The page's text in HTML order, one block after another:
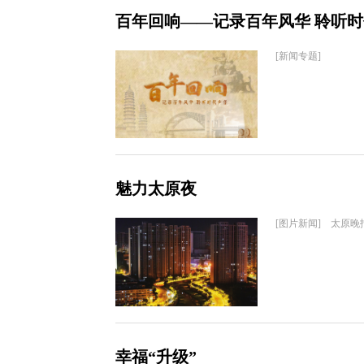
百年回响——记录百年风华 聆听
[新闻专题]
魅力太原夜
[图片新闻] 太原晚
幸福“升级”